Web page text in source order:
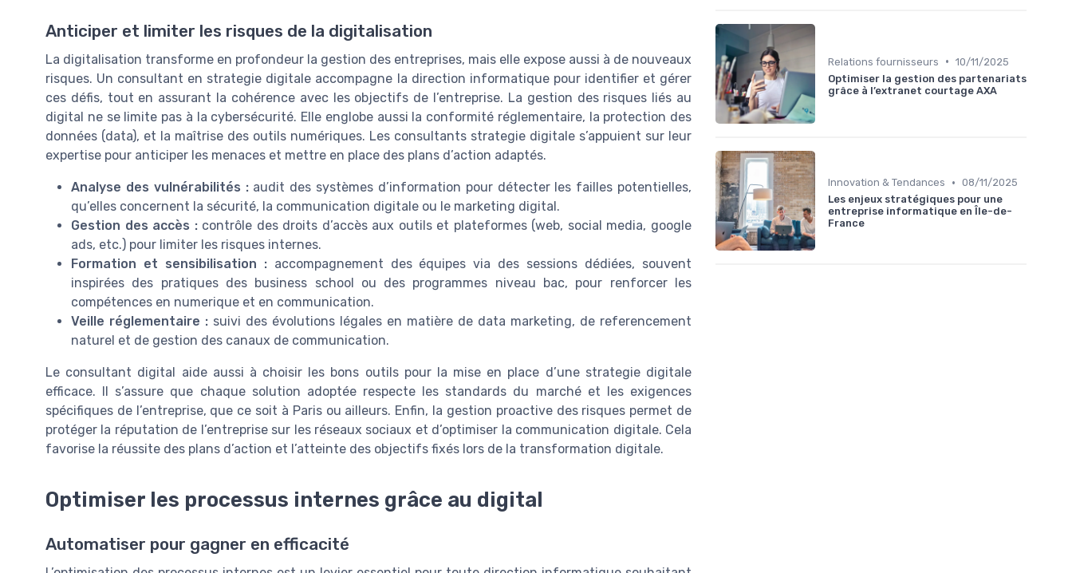
Anticiper et limiter les risques de la digitalisation
La digitalisation transforme en profondeur la gestion des entreprises, mais elle expose aussi à de nouveaux
risques. Un consultant en strategie digitale accompagne la direction informatique pour identifier et gérer
ces défis, tout en assurant la cohérence avec les objectifs de l’entreprise. La gestion des risques liés au
digital ne se limite pas à la cybersécurité. Elle englobe aussi la conformité réglementaire, la protection des
données (data), et la maîtrise des outils numériques. Les consultants strategie digitale s’appuient sur leur
expertise pour anticiper les menaces et mettre en place des plans d’action adaptés.
Analyse des vulnérabilités :audit des systèmes d’information pour détecter les failles potentielles,
qu’elles concernent la sécurité, la communication digitale ou le marketing digital.
Gestion des accès :contrôle des droits d’accès aux outils et plateformes (web, social media, google
ads, etc.) pour limiter les risques internes.
Formation et sensibilisation :accompagnement des équipes via des sessions dédiées, souvent
inspirées des pratiques des business school ou des programmes niveau bac, pour renforcer les
compétences en numerique et en communication.
Veille réglementaire : suivi des évolutions légales en matière de data marketing, de referencement
naturel et de gestion des canaux de communication.
Le consultant digital aide aussi à choisir les bons outils pour la mise en place d’une strategie digitale
efficace. Il s’assure que chaque solution adoptée respecte les standards du marché et les exigences
spécifiques de l’entreprise, que ce soit à Paris ou ailleurs. Enfin, la gestion proactive des risques permet de
protéger la réputation de l’entreprise sur les réseaux sociaux et d’optimiser la communication digitale. Cela
favorise la réussite des plans d’action et l’atteinte des objectifs fixés lors de la transformation digitale.
Optimiser les processus internes grâce au digital
Automatiser pour gagner en efficacité
Relations fournisseurs • 10/11/2025
Optimiser la gestion des partenariats
grâce à l’extranet courtage AXA
Innovation & Tendances • 08/11/2025
Les enjeux stratégiques pour une
entreprise informatique en Île-de-
France